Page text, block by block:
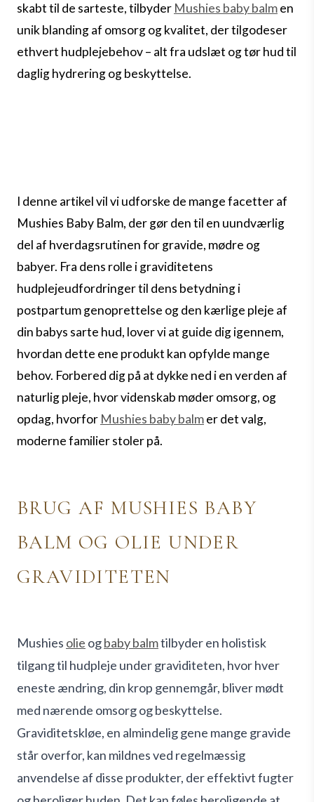
skabt til de sarteste, tilbyder Mushies baby balmen
unik blanding af omsorg og kvalitet, der tilgodeser
ethvert hudplejebehov – alt fra udslæt og tør hud til
daglig hydrering ogbeskyttelse.
I denne artikel vil vi udforske de mange facetter af
Mushies Baby Balm, der gør den til en uundværlig
del af hverdagsrutinen for gravide, mødre og
babyer. Fra dens rolle i graviditetens
hudplejeudfordringer til dens betydning i
postpartum genoprettelse og den kærlige pleje af
din babys sarte hud, lover vi at guide dig igennem,
hvordan dette ene produkt kan opfylde mange
behov. Forbered dig på at dykke ned i en verden af
naturlig pleje, hvor videnskab møder omsorg, og
opdag, hvorfor Mushies baby balmer det valg,
moderne familier stoler på.
BRUG AF MUSHIES BABY
BALM OG OLIE UNDER
GRAVIDITETEN
Mushies olie ogbaby balmtilbyder en holistisk
tilgang til hudpleje under graviditeten, hvor hver
eneste ændring, din krop gennemgår, bliver mødt
med nærende omsorg og beskyttelse.
Graviditetskløe, en almindelig gene mange gravide
står overfor, kan mildnes ved regelmæssig
anvendelse af disse produkter, der effektivt fugter